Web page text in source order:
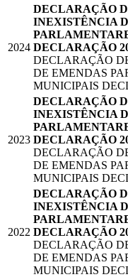
2024
DECLARAÇÃO
INEXISTÊNCIA
DECLARAÇÃO
DECLARAÇÃO
DE EMENDAS
MUNICIPAIS
2023
DECLARAÇÃO
INEXISTÊNCIA
DECLARAÇÃO
DECLARAÇÃO
DE EMENDAS
MUNICIPAIS
2022
DECLARAÇÃO
INEXISTÊNCIA
DECLARAÇÃO
DECLARAÇÃO
DE EMENDAS
MUNICIPAIS